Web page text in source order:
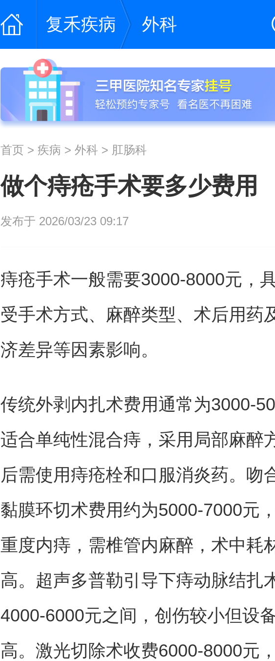
复禾疾病 外科
首页 > 疾病 > 外科 > 肛肠科
做个痔疮手术要多少费用
发布于 2026/03/23 09:17
痔疮手术一般需要3000-8000元，
受手术方式、麻醉类型、术后用药
济差异等因素影响。
传统外剥内扎术费用通常为3000-
适合单纯性混合痔，采用局部麻醉
后需使用痔疮栓和口服消炎药。吻
黏膜环切术费用约为5000-7000元
重度内痔，需椎管内麻醉，术中耗
高。超声多普勒引导下痔动脉结扎
4000-6000元之间，创伤较小但设
高。激光切除术收费6000-8000元